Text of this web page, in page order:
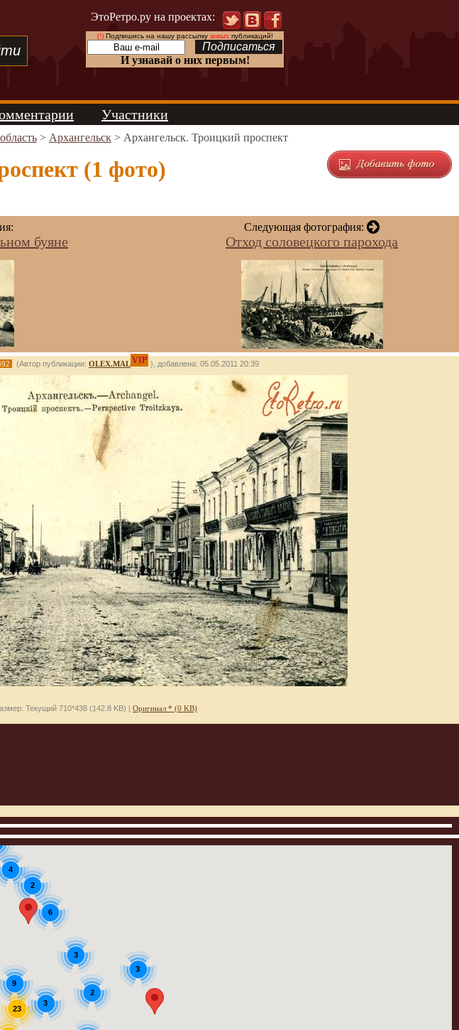
ЭтоРетро.ру на проектах:
(!)Подпишись на нашу рассылку новыхпубликаций!
И узнавай о них первым!
Участники
> Архангельск > Архангельск. Троицкий проспект
(1 фото)
буяне
Следующая фотография:
Отход соловецкого парохода
(Автор публикации: OLEX.MALVIP ), добавлена: 05.05.2011 20:39
Текущий 710*438 (142.8 KB) | Оригинал * (0 KB)
23
3
3
3
4
9
2
6
2